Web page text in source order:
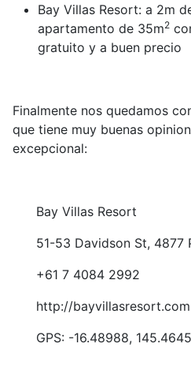
Bay Villas Resort: a 2m
apartamento de 35m2
gratuito y a buen precio
Finalmente nos quedamos
que tiene muy buenas
excepcional:
Bay Villas Resort
51-53 Davidson St, 4877
+61 7 4084 2992
http://
GPS: -16.48988,